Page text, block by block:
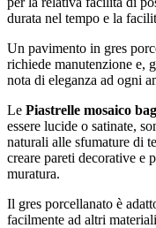
durata nel tempo e la
Un pavimento in gres
richiede manutenzione e,
nota di eleganza ad ogni
Le Piastrelle mosaico
essere lucide o satinate,
naturali alle sfumature di
creare pareti decorative e
muratura.
Il gres porcellanato è
facilmente ad altri